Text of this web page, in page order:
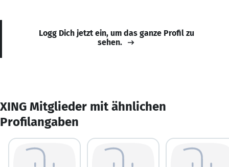
Logg Dich jetzt ein, um das ganze Profil zu
sehen.
XING Mitglieder mit ähnlichen
Profilangaben